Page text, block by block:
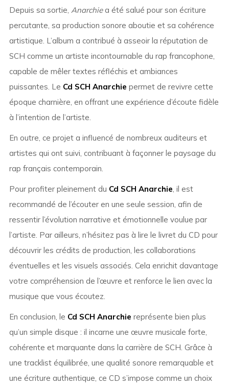
Depuis sa sortie, Anarchiea été salué pour son écriture
percutante, sa production sonore aboutie et sa cohérence
artistique. L’album a contribué à asseoir la réputation de
SCH comme un artiste incontournable du rap francophone,
capable de mêler textes réfléchis et ambiances
puissantes. Le Cd SCH Anarchie permet de revivre cette
époque charnière, en offrant une expérience d’écoute fidèle
à l’intention de l’artiste.
En outre, ce projet a influencé de nombreux auditeurs et
artistes qui ont suivi, contribuant à façonner le paysage du
rap français contemporain.
Pour profiter pleinement du Cd SCH Anarchie, il est
recommandé de l’écouter en une seule session, afin de
ressentir l’évolution narrative et émotionnelle voulue par
l’artiste. Par ailleurs, n’hésitez pas à lire le livret du CD pour
découvrir les crédits de production, les collaborations
éventuelles et les visuels associés. Cela enrichit davantage
votre compréhension de l’œuvre et renforce le lien avec la
musique que vous écoutez.
En conclusion, le Cd SCH Anarchie représente bien plus
qu’un simple disque : il incarne une œuvre musicale forte,
cohérente et marquante dans la carrière de SCH. Grâce à
une tracklist équilibrée, une qualité sonore remarquable et
une écriture authentique, ce CD s’impose comme un choix